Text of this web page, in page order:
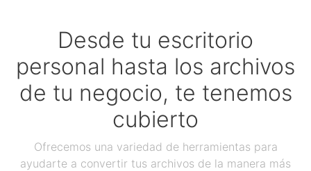
Desde tu escritorio
personal hasta los archivos
de tu negocio, te tenemos
cubierto
Ofrecemos una variedad de herramientas para
ayudarte a convertir tus archivos de la manera más